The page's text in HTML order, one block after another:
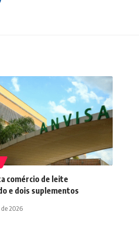
comércio de leite
e dois suplementos
2026